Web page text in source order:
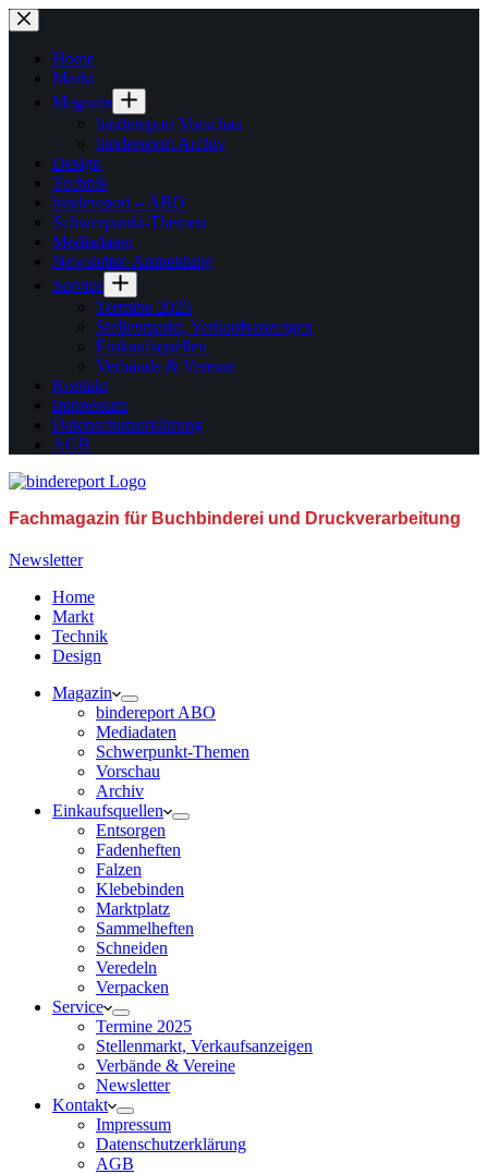
Zum
Inhalt
springenHome
Markt
Magazin
bindereport Vorschau
bindereport Archiv
Design
Technik
bindereport – ABO
Schwerpunkt-Themen
Mediadaten
Newsletter-Anmeldung
Service
Termine 2025
Stellenmarkt, Verkaufsanzeigen
Einkaufsquellen
Verbände & Vereine
Kontakt
Impressum
Datenschutzerklärung
AGB
Fachmagazin für Buchbinderei und Druckverarbeitung
Newsletter
Home
Markt
Technik
Design
Magazin
bindereport ABO
Mediadaten
Schwerpunkt-Themen
Vorschau
Archiv
Einkaufsquellen
Entsorgen
Fadenheften
Falzen
Klebebinden
Marktplatz
Sammelheften
Schneiden
Veredeln
Verpacken
Service
Termine 2025
Stellenmarkt, Verkaufsanzeigen
Verbände & Vereine
Newsletter
Kontakt
Impressum
Datenschutzerklärung
AGB